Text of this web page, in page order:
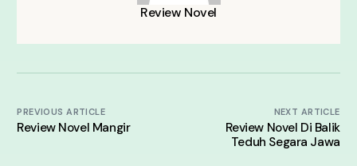
Review Novel
PREVIOUS ARTICLE
Review Novel Mangir
NEXT ARTICLE
Review Novel Di Balik
Teduh Segara Jawa